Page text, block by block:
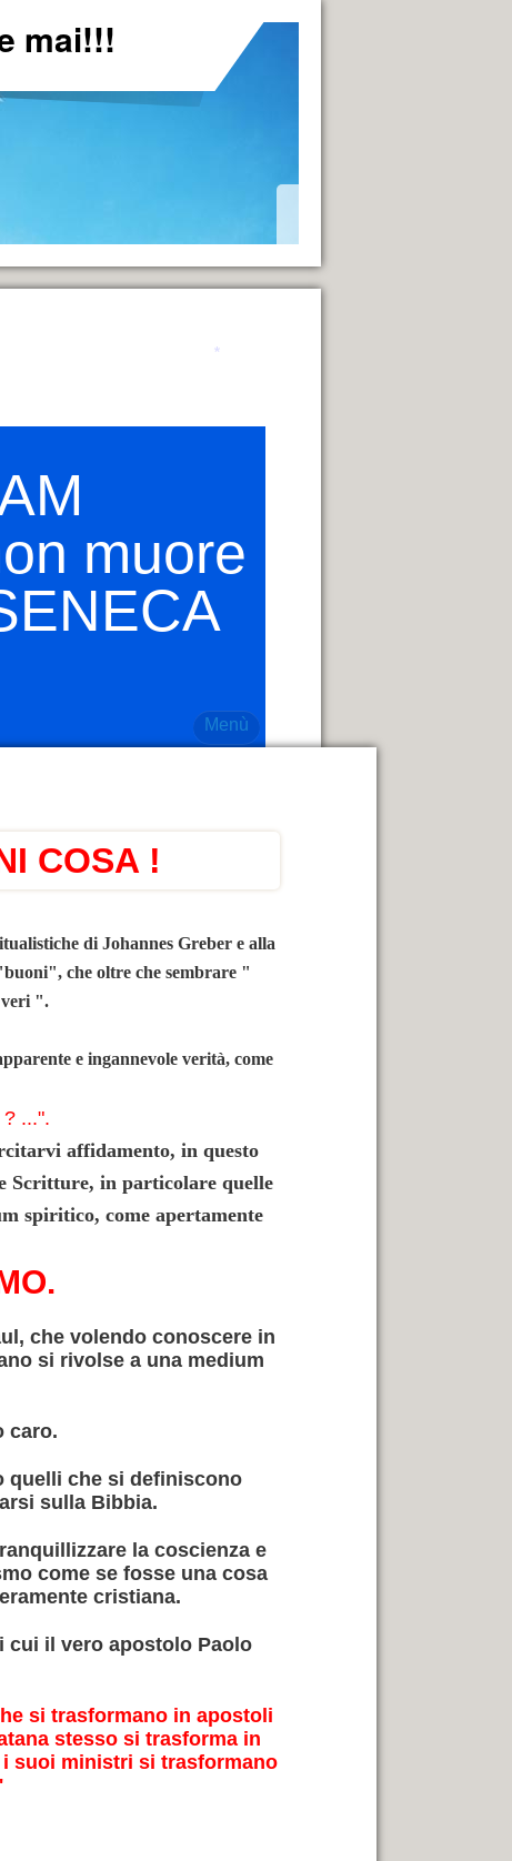
mai!!!
muore
Menù
COSA !
di Johannes Greber e alla
che oltre che sembrare "
veri ".
e ingannevole verità, come
...".
affidamento, in questo
Scritture, in particolare quelle
spiritico, come apertamente
che volendo conoscere in
si rivolse a una medium
caro.
quelli che si definiscono
sulla Bibbia.
la coscienza e
come se fosse una cosa
cristiana.
cui il vero apostolo Paolo
si trasformano in apostoli
stesso si trasforma in
suoi ministri si trasformano